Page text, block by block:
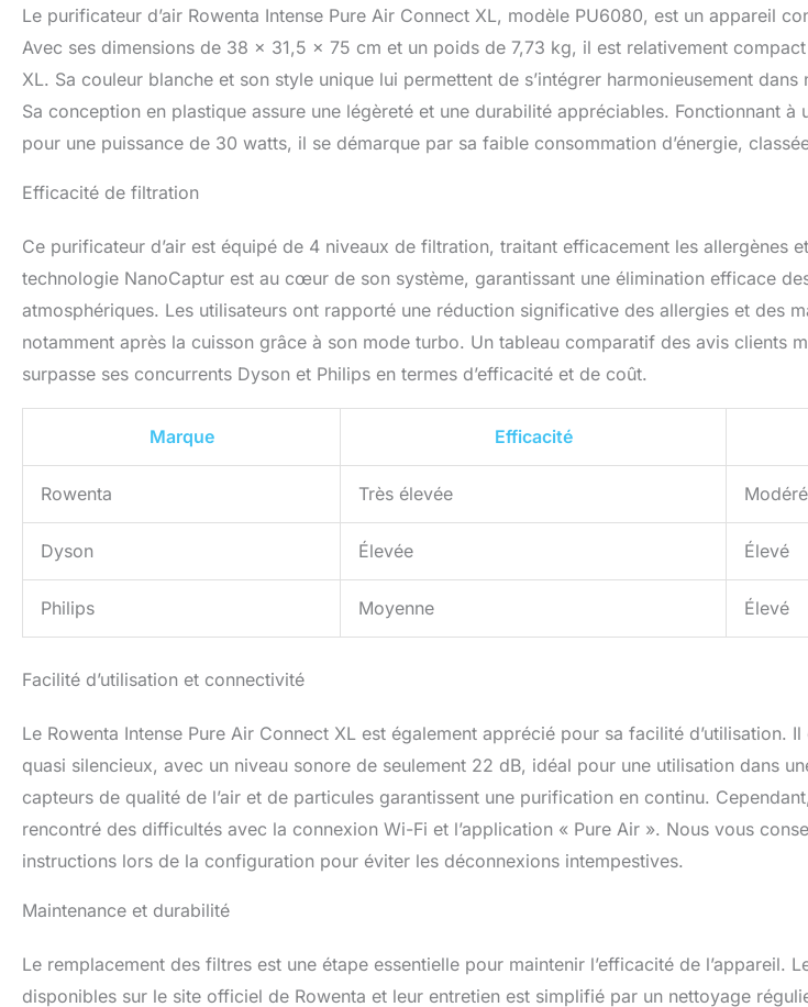
31,5 x 68,3 x 25,3 cm, Garantie : 2 ans, Réparabilité pièce
Le purificateur d’air Rowenta Intense Pure Air Connect XL, modèle PU6080, est un appareil
Avec ses dimensions de 38 x 31,5 x 75 cm et un poids de 7,73 kg, il est relativement
XL. Sa couleur blanche et son style unique lui permettent de s’intégrer harmonieusement dans
Sa conception en plastique assure une légèreté et une durabilité appréciables. Fonctionnant à
pour une puissance de 30 watts, il se démarque par sa faible consommation d’énergie,
Efficacité de filtration
Ce purificateur d’air est équipé de 4 niveaux de filtration, traitant efficacement les allergènes
technologie NanoCaptur est au cœur de son système, garantissant une élimination efficace
atmosphériques. Les utilisateurs ont rapporté une réduction significative des allergies et des
notamment après la cuisson grâce à son mode turbo. Un tableau comparatif des avis clients
surpasse ses concurrents Dyson et Philips en termes d’efficacité et de coût.
Marque Efficacité
Rowenta Très élevée Modéré
Dyson Élevée Élevé
Philips Moyenne Élevé
Facilité d’utilisation et connectivité
Le Rowenta Intense Pure Air Connect XL est également apprécié pour sa facilité d’utilisation. Il
quasi silencieux, avec un niveau sonore de seulement 22 dB, idéal pour une utilisation dans
capteurs de qualité de l’air et de particules garantissent une purification en continu.
rencontré des difficultés avec la connexion Wi-Fi et l’application « Pure Air ». Nous vous
instructions lors de la configuration pour éviter les déconnexions intempestives.
Maintenance et durabilité
Le remplacement des filtres est une étape essentielle pour maintenir l’efficacité de l’appareil.
disponibles sur le site officiel de Rowenta et leur entretien est simplifié par un nettoyage